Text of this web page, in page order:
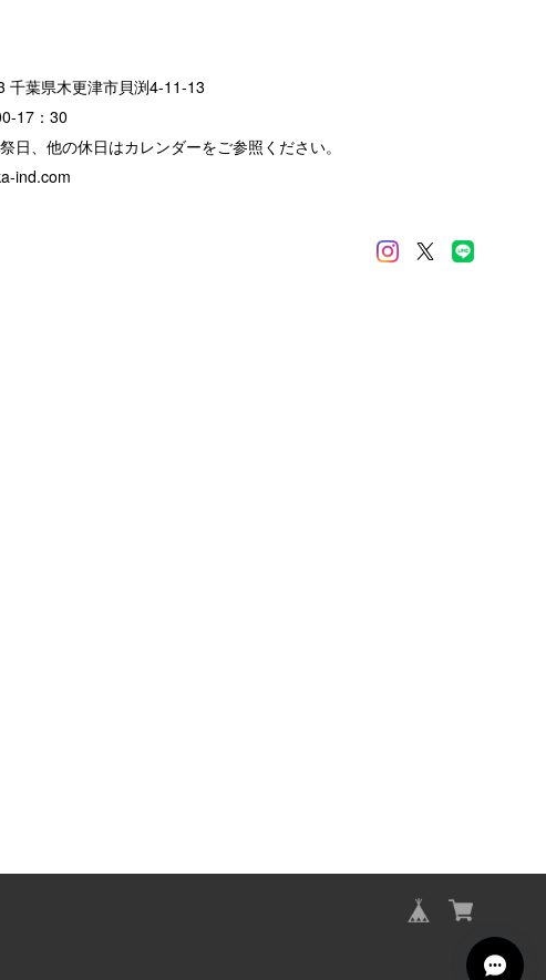
千葉県木更津市貝渕4-11-13
17：30
日、他の休日はカレンダーをご参照ください。
ind.com